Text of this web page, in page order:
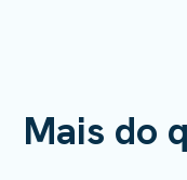
Mais do